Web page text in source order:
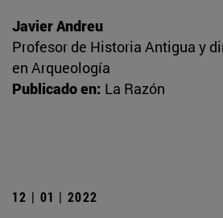
Javier Andreu
Profesor de Historia Antigua y
en Arqueología
Publicado en: La Razón
12 | 01 | 2022